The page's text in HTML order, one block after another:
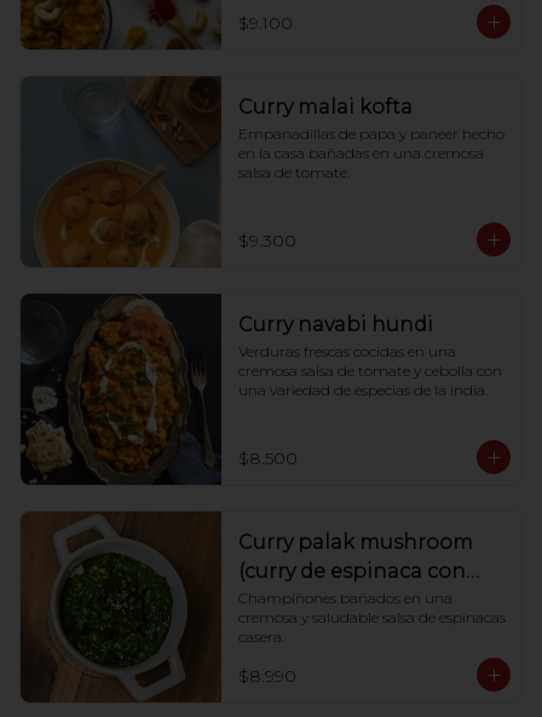
$9.100
Curry malai kofta
Empanadillas de papa y paneer hecho
en la casa bañadas en una cremosa
salsa de tomate.
$9.300
Curry navabi hundi
Verduras frescas cocidas en una
cremosa salsa de tomate y cebolla con
una variedad de especias de la india.
$8.500
Curry palak mushroom
(curry de espinaca con
champiñones)
Champiñones bañados en una
cremosa y saludable salsa de espinacas
casera.
$8.990